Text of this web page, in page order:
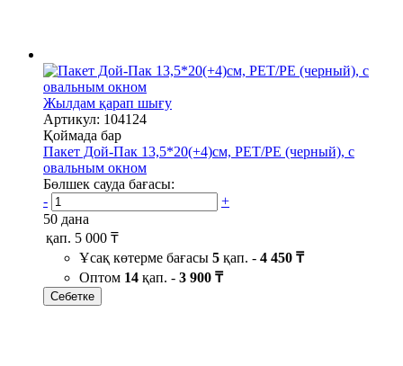
Жылдам қарап шығу
Артикул: 104124
Қоймада бар
Пакет Дой-Пак 13,5*20(+4)см, PET/PE (черный), с
овальным окном
Бөлшек сауда бағасы:
-
+
50 дана
қап. 5 000 ₸
Ұсақ көтерме бағасы 5 қап. - 4 450 ₸
Оптом 14 қап. - 3 900 ₸
Себетке